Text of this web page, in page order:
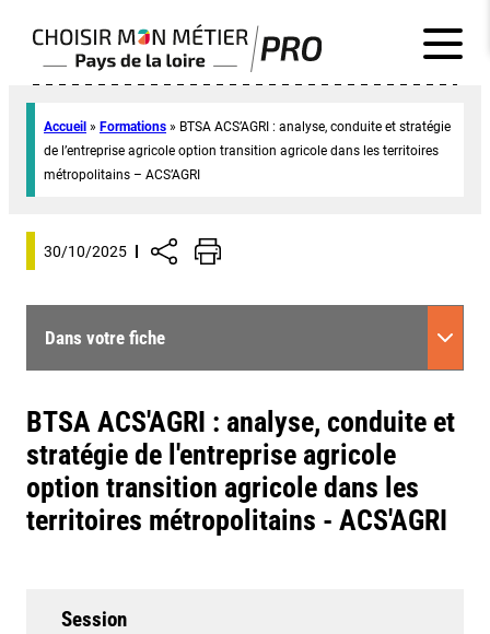
Accueil » Formations » BTSA ACS’AGRI : analyse, conduite et stratégie
de l’entreprise agricole option transition agricole dans les territoires
métropolitains – ACS’AGRI
30/10/2025
Dans votre fiche
BTSA ACS'AGRI : analyse, conduite et
stratégie de l'entreprise agricole
option transition agricole dans les
territoires métropolitains - ACS'AGRI
Session